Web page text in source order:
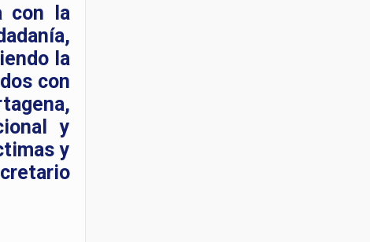
con la
la
con
y
y